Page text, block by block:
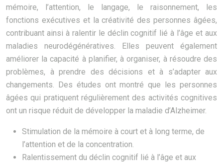
mémoire, l’attention, le langage, le raisonnement, les
fonctions exécutives et la créativité des personnes âgées,
contribuant ainsi à ralentir le déclin cognitif lié à l’âge et aux
maladies neurodégénératives. Elles peuvent également
améliorer la capacité à planifier, à organiser, à résoudre des
problèmes, à prendre des décisions et à s’adapter aux
changements. Des études ont montré que les personnes
âgées qui pratiquent régulièrement des activités cognitives
ont un risque réduit de développer la maladie d’Alzheimer.
Stimulation de la mémoire à court et à long terme, de
l’attention et de la concentration.
Ralentissement du déclin cognitif lié à l’âge et aux